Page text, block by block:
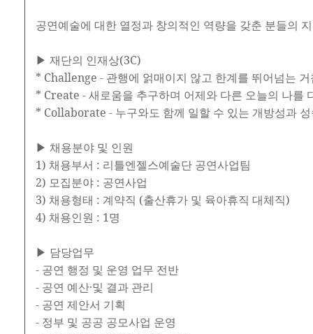
공연예술에 대한 열정과 창의적인 역량을 갖춘 분들의
▶ 재단의 인재상(3C)
* Challenge - 관행에 얽매이지 않고 한계를 뛰어넘는
* Create - 새로움을 추구하며 어제와 다른 오늘의 나를
* Collaborate - 누구와도 함께 일할 수 있는 개방성과
▶ 채용분야 및 인원
1) 채용부서 : 리틀엔젤스예술단 공연사업팀
2) 모집분야 : 공연사업
3) 채용형태 : 계약직 (출산휴가 및 육아휴직 대체직)
4) 채용인원 : 1명
▶ 담당업무
- 공연 행정 및 운영 업무 전반
- 공연 예산·및 결과 관리
- 공연 제안서 기획
- 정부 및 공공 공모사업 운영